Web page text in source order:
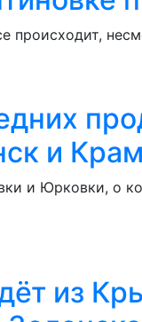
и
и Юрковки, о
из